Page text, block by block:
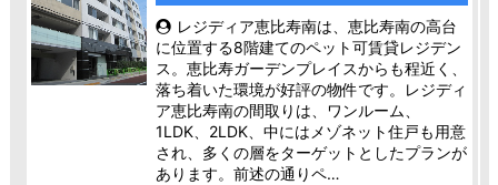
レジディア恵比寿南は、恵比寿南の高台
に位置する8階建てのペット可賃貸レジデン
ス。恵比寿ガーデンプレイスからも程近く、
落ち着いた環境が好評の物件です。レジディ
ア恵比寿南の間取りは、ワンルーム、
1LDK、2LDK、中にはメゾネット住戸も用意
され、多くの層をターゲットとしたプランが
あります。前述の通りペ…